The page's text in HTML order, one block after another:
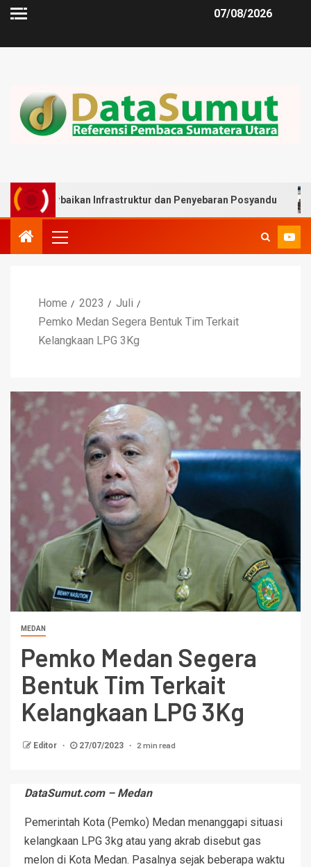
07/08/2026
Infrastruktur dan Penyebaran Posyandu Muslim
Home 2023
Juli
Pemko Medan Segera Bentuk Tim Terkait
Kelangkaan LPG 3Kg
MEDAN
Pemko Medan Segera
Bentuk Tim Terkait
Kelangkaan LPG 3Kg
Editor 27/07/2023 2 min read
DataSumut.com – Medan
Pemerintah Kota (Pemko) Medan menanggapi situasi
kelangkaan LPG 3kg atau yang akrab disebut gas
melon di Kota Medan. Pasalnya sejak beberapa waktu